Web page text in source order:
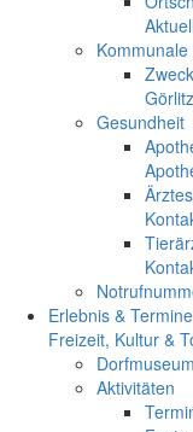
Gesundheit
Erlebnis & Termine
Freizeit, Kultur &
Aktivitäten